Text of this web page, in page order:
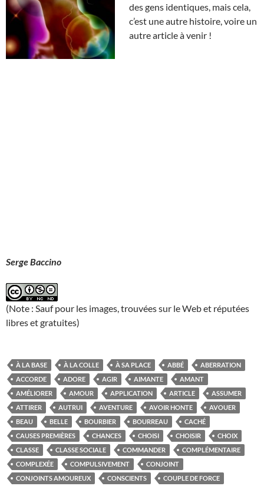
des gens identiques, mais cela,
c’est une autre histoire, voire un
autre article à venir !
Serge Baccino
(Note : Sauf pour les images, trouvées sur le Web et réputées
libres et gratuites)
À LA BASE À LA COLLE À SA PLACE ABBÉ
ABERRATION
ACCORDE
ADORE AGIR AIMANTE
AMANT
AMÉLIORER
AMOUR APPLICATION ARTICLE
ASSUMER
ATTIRER
AUTRUI AVENTURE AVOIR HONTE
AVOUER
BEAU
BELLE BOURBIER BOURREAU
CACHÉ
CAUSES PREMIÈRES
CHANCES CHOISI CHOISIR
CHOIX
CLASSE
CLASSE SOCIALE COMMANDER
COMPLÉMENTAIRE
COMPLEXÉE
COMPULSIVEMENT
CONJOINT
CONJOINTS AMOUREUX
CONSCIENTS COUPLE DE FORCE